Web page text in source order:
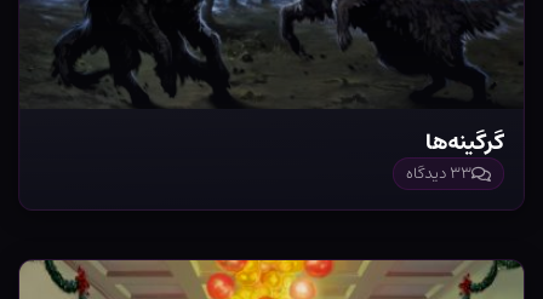
گرگینه‌ها
۳۳ دیدگاه